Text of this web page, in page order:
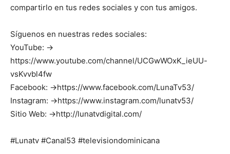
compartirlo en tus redes sociales y con tus amigos.
Síguenos en nuestras redes sociales:
YouTube: →
https://www.youtube.com/channel/UCGwWOxK_ieUU-
vsKvvbl4fw
Facebook: →https://www.facebook.com/LunaTv53/
Instagram: →https://www.instagram.com/lunatv53/
Sitio Web: →http://lunatvdigital.com/
#Lunatv #Canal53 #televisiondominicana